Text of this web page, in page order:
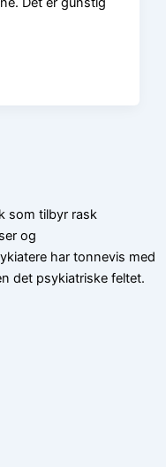
som tilbyr rask
og
har tonnevis med
det psykiatriske feltet.